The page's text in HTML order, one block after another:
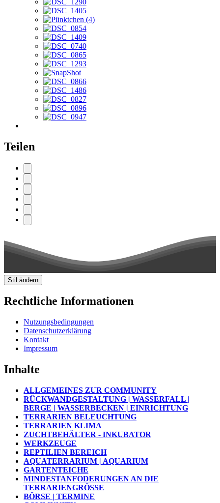
Teilen
Stil ändern
Rechtliche Informationen
Nutzungsbedingungen
Datenschutzerklärung
Kontakt
Impressum
Inhalte
ALLGEMEINES ZUR COMMUNITY
RÜCKWANDGESTALTUNG | WASSERFALL |
BERGE | WASSERBECKEN | EINRICHTUNG
TERRARIEN BELEUCHTUNG
TERRARIEN KLIMA
ZUCHTBEHÄLTER - INKUBATOR
WERKZEUGE
REPTILIEN BEREICH
AQUATERRARIUM | AQUARIUM
GARTENTEICHE
MINDESTANFODERUNGEN AN DIE
TERRARIENGRÖSSE
BÖRSE | TERMINE